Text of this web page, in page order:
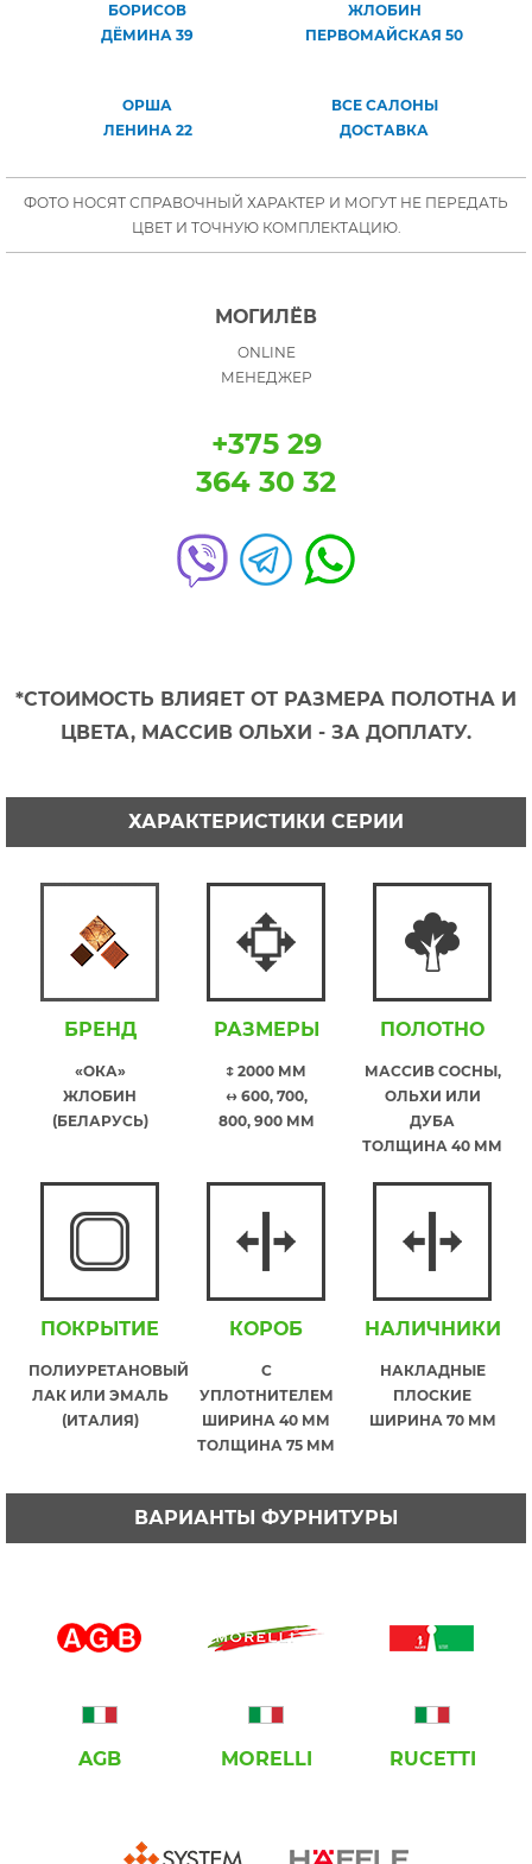
БОРИСОВ
ДЁМИНА 39
ЖЛОБИН
ПЕРВОМАЙСКАЯ 50
ОРША
ЛЕНИНА 22
ВСЕ САЛОНЫ
ДОСТАВКА
ФОТО НОСЯТ СПРАВОЧНЫЙ ХАРАКТЕР И МОГУТ НЕ ПЕРЕДАТЬ
ЦВЕТ И ТОЧНУЮ КОМПЛЕКТАЦИЮ.
МОГИЛЁВ
ONLINE
МЕНЕДЖЕР
+375 29
364 30 32
*СТОИМОСТЬ ВЛИЯЕТ ОТ РАЗМЕРА ПОЛОТНА И
ЦВЕТА, МАССИВ ОЛЬХИ - ЗА ДОПЛАТУ.
ХАРАКТЕРИСТИКИ СЕРИИ
БРЕНД
«ОКА»
ЖЛОБИН
(БЕЛАРУСЬ)
РАЗМЕРЫ
↕ 2000 ММ
↔ 600, 700,
800, 900 ММ
ПОЛОТНО
МАССИВ СОСНЫ,
ОЛЬХИ ИЛИ
ДУБА
ТОЛЩИНА 40 ММ
ПОКРЫТИЕ
ПОЛИУРЕТАНОВЫЙ
ЛАК ИЛИ ЭМАЛЬ
(ИТАЛИЯ)
КОРОБ
С
УПЛОТНИТЕЛЕМ
ШИРИНА 40 ММ
ТОЛЩИНА 75 ММ
НАЛИЧНИКИ
НАКЛАДНЫЕ
ПЛОСКИЕ
ШИРИНА 70 ММ
ВАРИАНТЫ ФУРНИТУРЫ
AGB MORELLI RUCETTI